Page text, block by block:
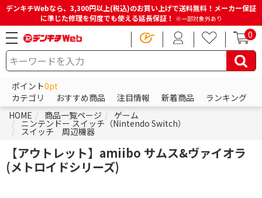
デンキチWebなら、3,300円以上(税込)のお買い上げで送料無料！メーカー保証
に準じた修理を何度でも使える延長保証！ ※一部対象外あり
0
ポイント0pt
カテゴリ
おすすめ商品 注目情報 新着商品
ランキング
HOME
商品一覧ページ ゲーム
ニンテンドー スイッチ（Nintendo Switch）
スイッチ 周辺機器
【アウトレット】amiibo サムス&ヴァイオラ
(メトロイドシリーズ)